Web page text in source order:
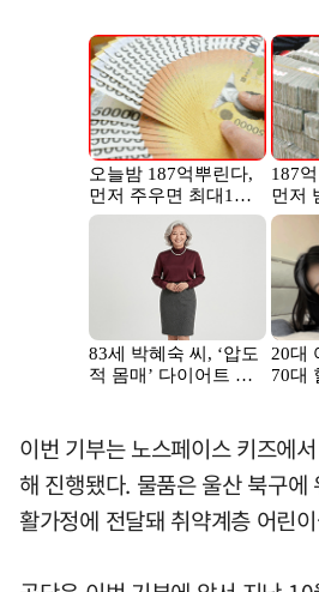
이번 기부는 노스페이스 키즈에
해 진행됐다. 물품은 울산 북구에
활가정에 전달돼 취약계층 어린